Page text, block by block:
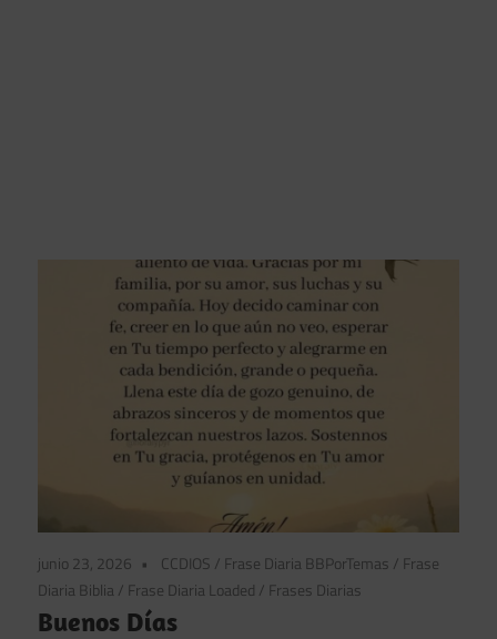
junio 23, 2026 CCDIOS / Frase Diaria BBPorTemas / Frase
Diaria Biblia / Frase Diaria Loaded / Frases Diarias
Buenos Días